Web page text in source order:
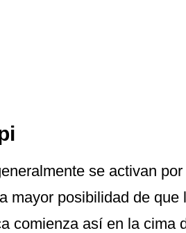
se activan
mayor posibilidad de
comienza así en la